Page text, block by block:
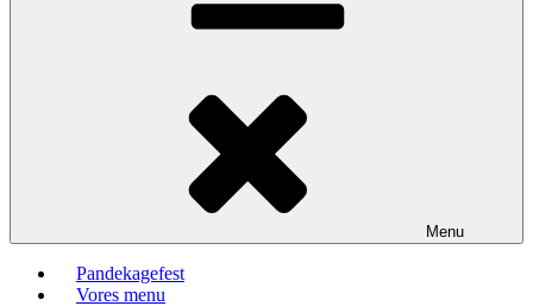
Menu
Pandekagefest
Vores menu